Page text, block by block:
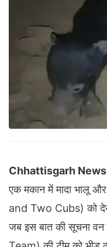
Chhattisgarh News
एक मकान में मादा भालू
and Two Cubs) को
जब इस बात की सूचना